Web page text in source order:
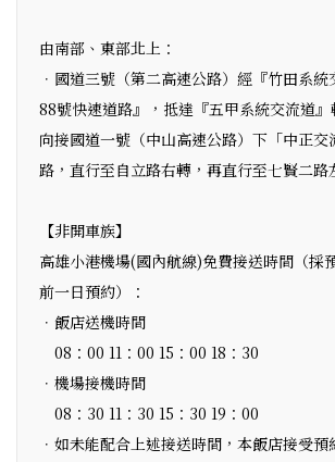
由南部、東部北上：
．國道三號（第二高速公路）經『竹田系
88號快速道路』，抵達『五甲系統交流道
向接國道一號（中山高速公路）下「中正交
路，直行至自立路右轉，再直行至七賢二路
【非開車族】
高雄小港機場(國內航線)免費接送時間（採
前一日預約）：
．飯店送機時間
08：00 11：00 15：00 18：30
．機場接機時間
08：30 11：30 15：30 19：00
．如未能配合上述接送時間，本飯店接受